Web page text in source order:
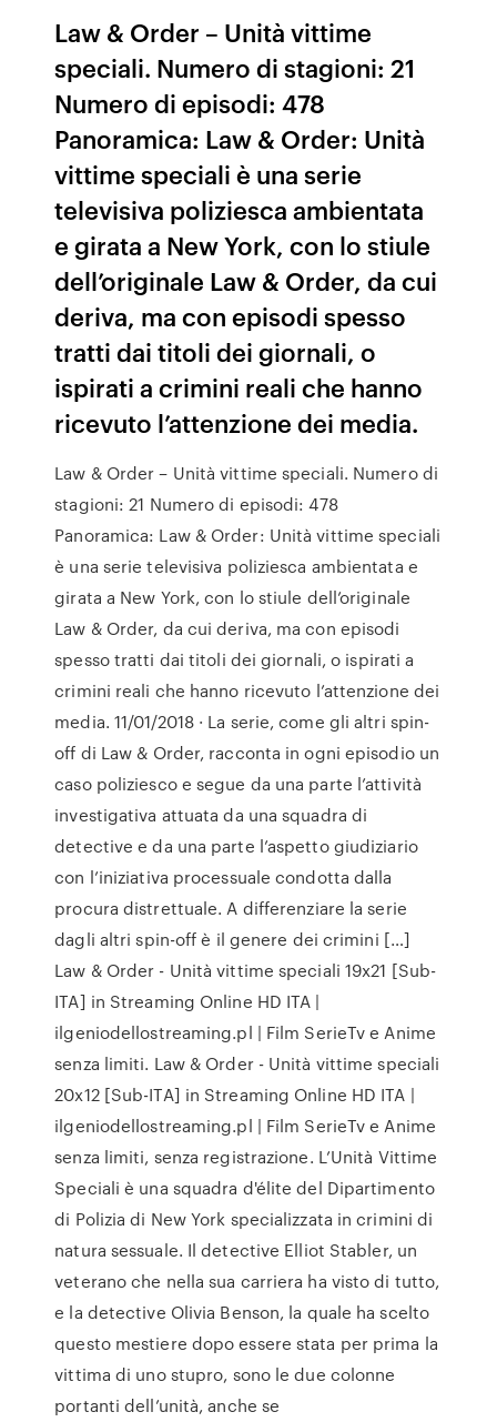
Law & Order – Unità vittime
speciali. Numero di stagioni: 21
Numero di episodi: 478
Panoramica: Law & Order: Unità
vittime speciali è una serie
televisiva poliziesca ambientata
e girata a New York, con lo stiule
dell’originale Law & Order, da cui
deriva, ma con episodi spesso
tratti dai titoli dei giornali, o
ispirati a crimini reali che hanno
ricevuto l’attenzione dei media.
Law & Order – Unità vittime speciali. Numero di
stagioni: 21 Numero di episodi: 478
Panoramica: Law & Order: Unità vittime speciali
è una serie televisiva poliziesca ambientata e
girata a New York, con lo stiule dell’originale
Law & Order, da cui deriva, ma con episodi
spesso tratti dai titoli dei giornali, o ispirati a
crimini reali che hanno ricevuto l’attenzione dei
media. 11/01/2018 · La serie, come gli altri spin-
off di Law & Order, racconta in ogni episodio un
caso poliziesco e segue da una parte l’attività
investigativa attuata da una squadra di
detective e da una parte l’aspetto giudiziario
con l’iniziativa processuale condotta dalla
procura distrettuale. A differenziare la serie
dagli altri spin-off è il genere dei crimini […]
Law & Order - Unità vittime speciali 19x21 [Sub-
ITA] in Streaming Online HD ITA |
ilgeniodellostreaming.pl | Film SerieTv e Anime
senza limiti. Law & Order - Unità vittime speciali
20x12 [Sub-ITA] in Streaming Online HD ITA |
ilgeniodellostreaming.pl | Film SerieTv e Anime
senza limiti, senza registrazione. L’Unità Vittime
Speciali è una squadra d'élite del Dipartimento
di Polizia di New York specializzata in crimini di
natura sessuale. Il detective Elliot Stabler, un
veterano che nella sua carriera ha visto di tutto,
e la detective Olivia Benson, la quale ha scelto
questo mestiere dopo essere stata per prima la
vittima di uno stupro, sono le due colonne
portanti dell’unità, anche se